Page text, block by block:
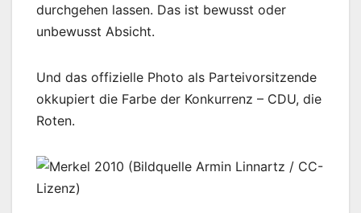
durchgehen lassen. Das ist bewusst oder
unbewusst Absicht.
Und das offizielle Photo als Parteivorsitzende
okkupiert die Farbe der Konkurrenz – CDU, die
Roten.